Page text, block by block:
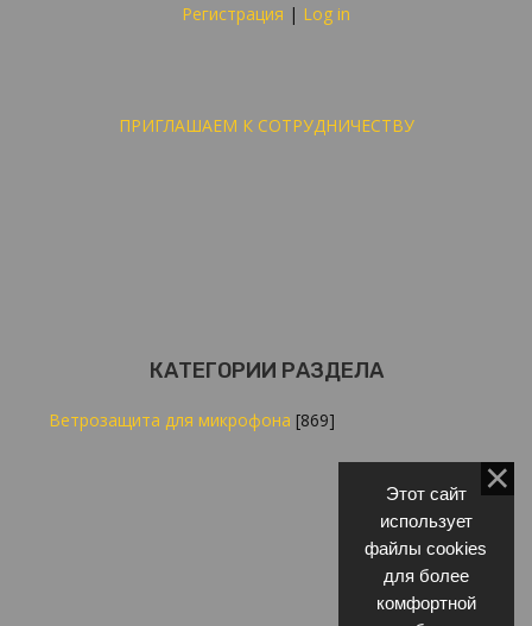
Регистрация | Log in
ПРИГЛАШАЕМ К СОТРУДНИЧЕСТВУ
КАТЕГОРИИ РАЗДЕЛА
Ветрозащита для микрофона [869]
Этот сайт
использует
файлы cookies
для более
комфортной